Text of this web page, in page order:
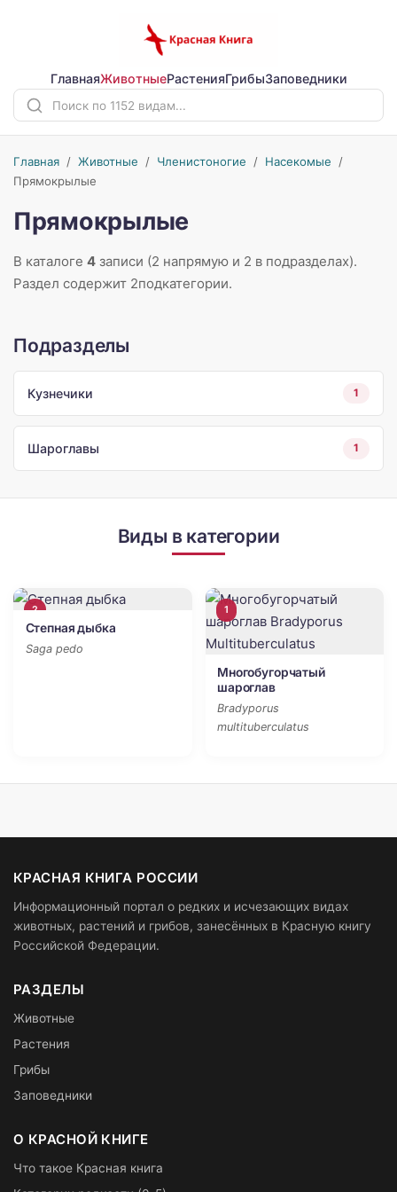
ГлавнаяЖивотныеРастенияГрибыЗаповедники
Главная / Животные / Членистоногие / Насекомые /
Прямокрылые
Прямокрылые
В каталоге 4 записи (2 напрямую и 2 в подразделах).
Раздел содержит 2подкатегории.
Подразделы
Кузнечики 1
Шароглавы 1
Виды в категории
2
Степная дыбка
Saga pedo
1
Многобугорчатый
шароглав
Bradyporus
multituberculatus
КРАСНАЯ КНИГА РОССИИ
Информационный портал о редких и исчезающих видах
животных, растений и грибов, занесённых в Красную книгу
Российской Федерации.
РАЗДЕЛЫ
Животные
Растения
Грибы
Заповедники
О КРАСНОЙ КНИГЕ
Что такое Красная книга